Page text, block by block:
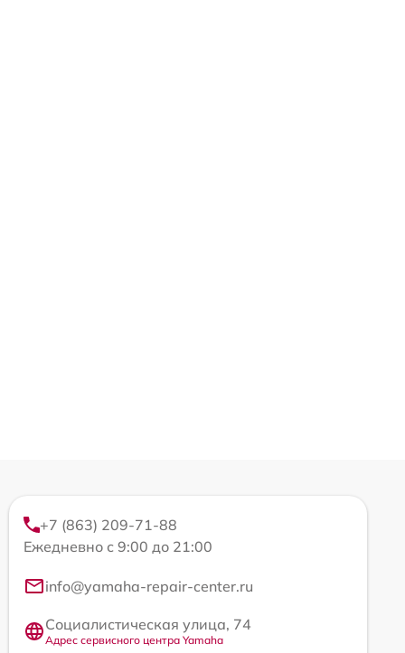
+7 (863) 209-71-88
Ежедневно с 9:00 до 21:00
info@yamaha-repair-center.ru
Социалистическая улица, 74
Адрес сервисного центра Yamaha